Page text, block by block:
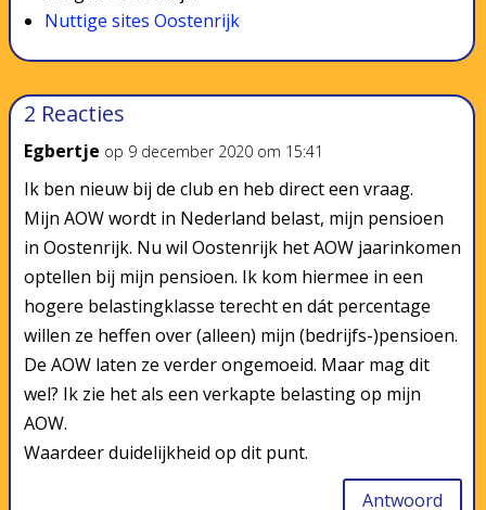
Nuttige sites Oostenrijk
2 Reacties
Egbertje op 9 december 2020 om 15:41
Ik ben nieuw bij de club en heb direct een vraag.
Mijn AOW wordt in Nederland belast, mijn pensioen
in Oostenrijk. Nu wil Oostenrijk het AOW jaarinkomen
optellen bij mijn pensioen. Ik kom hiermee in een
hogere belastingklasse terecht en dát percentage
willen ze heffen over (alleen) mijn (bedrijfs-)pensioen.
De AOW laten ze verder ongemoeid. Maar mag dit
wel? Ik zie het als een verkapte belasting op mijn
AOW.
Waardeer duidelijkheid op dit punt.
Antwoord